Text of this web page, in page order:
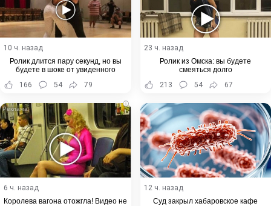
10 ч. назад
Ролик длится пару секунд, но вы
будете в шоке от увиденного
166
54 79
23 ч. назад
Ролик из Омска: вы будете
смеяться долго
213
54 67
i
6 ч. назад
Королева вагона отожгла! Видео не
12 ч. назад
Суд закрыл хабаровское кафе